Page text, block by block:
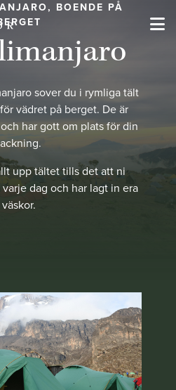
BOENDE PÅ
sover du i rymliga tält
vädret på berget. De är
har gott om plats för din
upp tältet tills det att ni
dag och har lagt in era
väskor.